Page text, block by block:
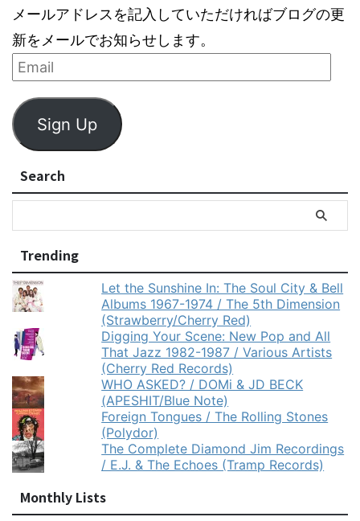
メールアドレスを記入していただければブログの更
新をメールでお知らせします。
Sign Up
Search
Trending
Let the Sunshine In: The Soul City & Bell
Albums 1967-1974 / The 5th Dimension
(Strawberry/Cherry Red)
Digging Your Scene: New Pop and All
That Jazz 1982-1987 / Various Artists
(Cherry Red Records)
WHO ASKED? / DOMi & JD BECK
(APESHIT/Blue Note)
Foreign Tongues / The Rolling Stones
(Polydor)
The Complete Diamond Jim Recordings
/ E.J. & The Echoes (Tramp Records)
Monthly Lists